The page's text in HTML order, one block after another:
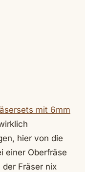
mit 6mm
hier von die
einer Oberfräse
Fräser nix